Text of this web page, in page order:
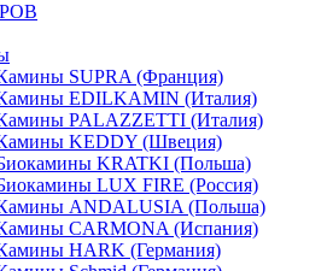
SUPRA (Франция)
EDILKAMIN (Италия)
PALAZZETTI (Италия)
KEDDY (Швеция)
KRATKI (Польша)
LUX FIRE (Россия)
ANDALUSIA (Польша)
CARMONA (Испания)
HARK (Германия)